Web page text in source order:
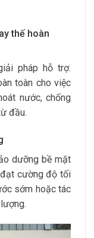
thế hoàn
pháp hỗ trợ.
toàn cho việc
nước, chống
đầu.
dưỡng bề mặt
cường độ tối
sớm hoặc tác